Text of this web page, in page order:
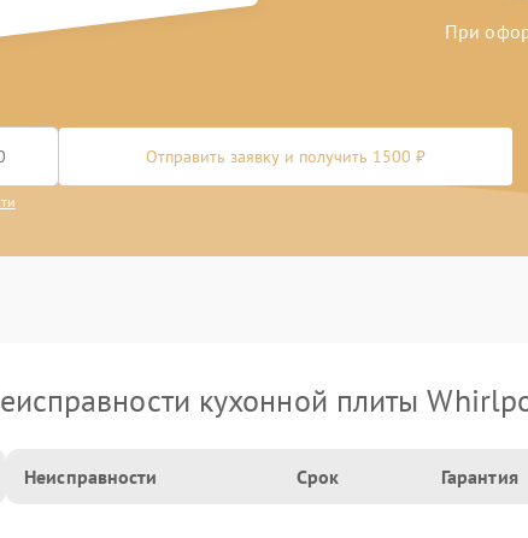
При
Отправить заявку и получить 1500 ₽
кухонной плиты
Неисправности Срок Гарантия